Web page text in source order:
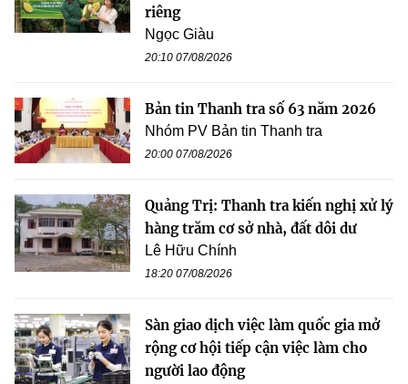
riêng
Ngọc Giàu
20:10 07/08/2026
Bản tin Thanh tra số 63 năm 2026
Nhóm PV Bản tin Thanh tra
20:00 07/08/2026
Quảng Trị: Thanh tra kiến nghị xử lý
hàng trăm cơ sở nhà, đất dôi dư
Lê Hữu Chính
18:20 07/08/2026
Sàn giao dịch việc làm quốc gia mở
rộng cơ hội tiếp cận việc làm cho
người lao động